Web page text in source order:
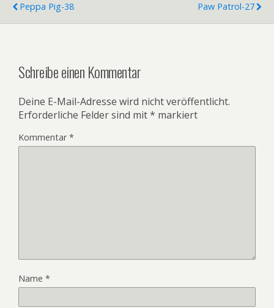
Peppa Pig-38
Paw Patrol-27
Schreibe einen Kommentar
Deine E-Mail-Adresse wird nicht veröffentlicht.
Erforderliche Felder sind mit* markiert
Kommentar*
Name *